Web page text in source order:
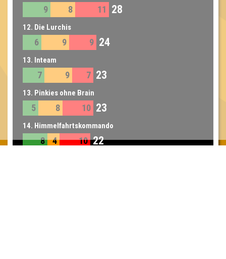
9 8 11 28
12. Die Lurchis
6 9 9 24
13. Inteam
7 9 7 23
13. Pinkies ohne Brain
5 8 10 23
14. Himmelfahrtskommando
8 4 10 22